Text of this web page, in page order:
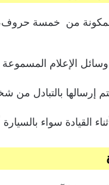
من خمسة حروف،
الإعلام المسموعة
إرسالها بالتبادل من
القيادة سواء